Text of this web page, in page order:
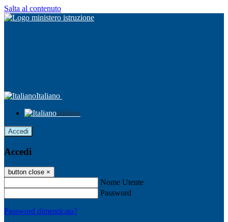
Salta al contenuto
Italiano
Italiano
Accedi
Accedi
button close ×
Nome Utente
Password
Password dimenticata?